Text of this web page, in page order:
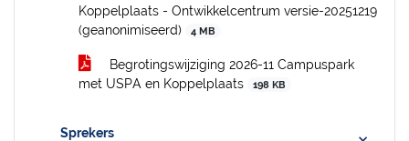
Koppelplaats - Ontwikkelcentrum versie-20251219
(geanonimiseerd)
4 MB
Begrotingswijziging 2026-11 Campuspark
met USPA en Koppelplaats
198 KB
Sprekers